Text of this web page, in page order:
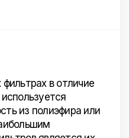
в отличие
из полиэфира или